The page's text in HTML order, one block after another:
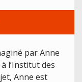
par Anne
l’Institut des
Anne est